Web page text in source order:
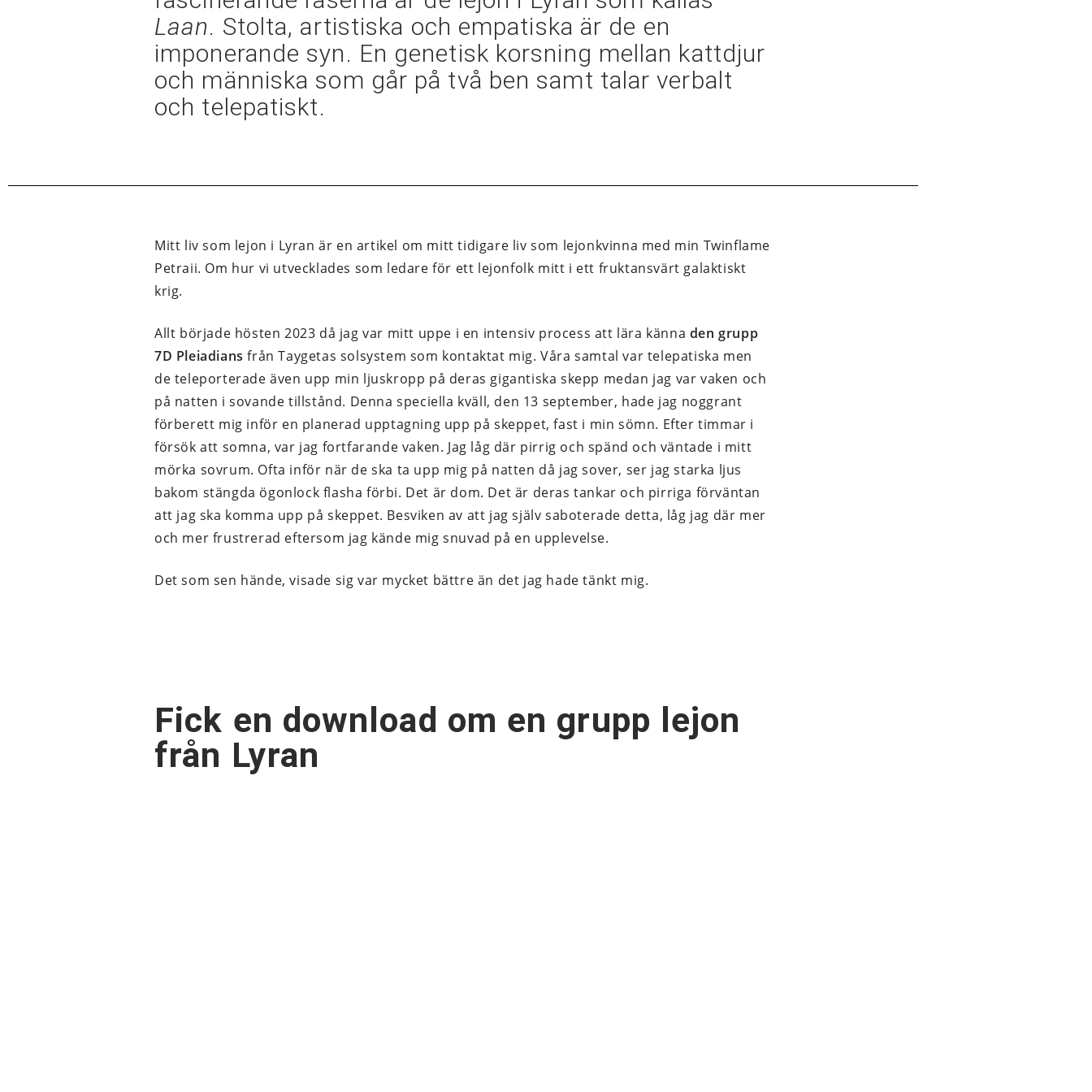
Laan. Stolta, artistiska och empatiska är de en
imponerande syn. En genetisk korsning mellan kattdjur
och människa som går på två ben samt talar verbalt
och telepatiskt.
Mitt liv som lejon i Lyran är en artikel om mitt tidigare liv som lejonkvinna med min Twinflame
Petraii. Om hur vi utvecklades som ledare för ett lejonfolk mitt i ett fruktansvärt galaktiskt
krig.
Allt började hösten 2023 då jag var mitt uppe i en intensiv process att lära känna den grupp
7D Pleiadians från Taygetas solsystem som kontaktat mig. Våra samtal var telepatiska men
de teleporterade även upp min ljuskropp på deras gigantiska skepp medan jag var vaken och
på natten i sovande tillstånd. Denna speciella kväll, den 13 september, hade jag noggrant
förberett mig inför en planerad upptagning upp på skeppet, fast i min sömn. Efter timmar i
försök att somna, var jag fortfarande vaken. Jag låg där pirrig och spänd och väntade i mitt
mörka sovrum. Ofta inför när de ska ta upp mig på natten då jag sover, ser jag starka ljus
bakom stängda ögonlock flasha förbi. Det är dom. Det är deras tankar och pirriga förväntan
att jag ska komma upp på skeppet. Besviken av att jag själv saboterade detta, låg jag där mer
och mer frustrerad eftersom jag kände mig snuvad på en upplevelse.
Det som sen hände, visade sig var mycket bättre än det jag hade tänkt mig.
Fick en download om en grupp lejon
från Lyran